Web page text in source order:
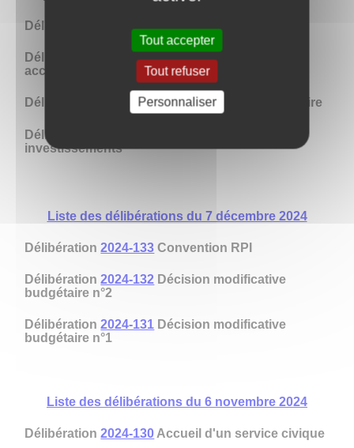
Délibération 2025-004RIFSEEP
Délibération 2025-003Contrat de travail
accroissement temporaire d'activité
Délibération 2025-002Recrutement d'un vacataire
Délibération
investissements
Liste des délibérations du 7 décembre 2024
Délibération2024-133 Convention RPI
Délibération2024-132 Décision modificative
budgétaire n°2
Délibération2024-131 Décision modificative
budgétaire n°1
Liste des délibérations du 6 novembre 2024
Délibération2024-130 Accueil d'un service civique
Tout accepter
Tout refuser
Personnaliser